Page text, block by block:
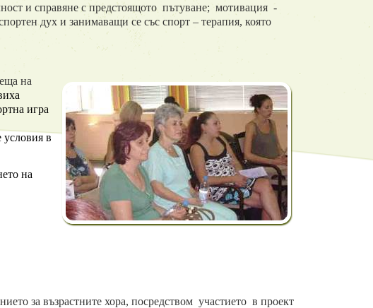
и справяне с предстоящото пътуване; мотивация -
дух и занимаващи се със спорт – терапия, която
на
игра
условия в
на
за възрастните хора, посредством участието в проект